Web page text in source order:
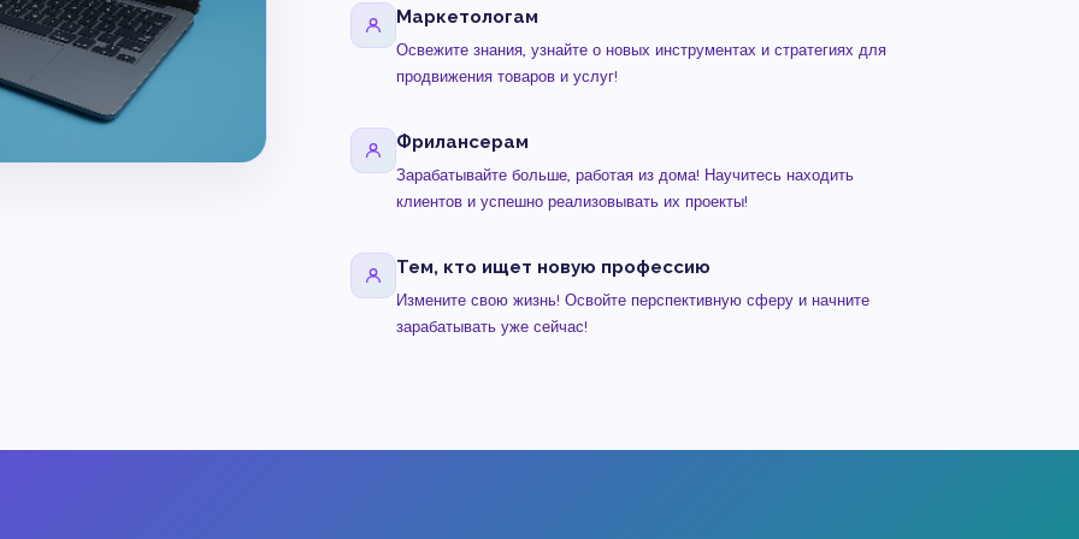
Маркетологам
Освежите знания, узнайте о новых инструментах и стратегиях для
продвижения товаров и услуг!
Фрилансерам
Зарабатывайте больше, работая из дома! Научитесь находить
клиентов и успешно реализовывать их проекты!
Тем, кто ищет новую профессию
Измените свою жизнь! Освойте перспективную сферу и начните
зарабатывать уже сейчас!